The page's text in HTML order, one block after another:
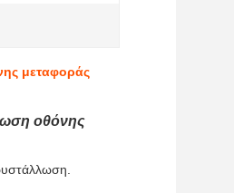
μεταφοράς
οθόνης